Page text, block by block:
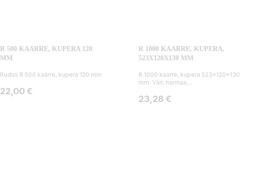
R 500 KAARRE, KUPERA 120
MM
Rudus R 500 kaarre, kupera 120 mm
Hinta
22,00 €
R 1000 KAARRE, KUPERA,
523X120X130 MM
R 1000 kaarre, kupera 523x120x130
mm. Väri: harmaa....
Hinta
23,28 €